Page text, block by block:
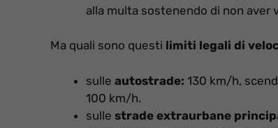
alla multa sostenendo di non aver
Ma quali sono questi limiti legali di
sulle autostrade: 130 km/h,
100 km/h.
sulle strade extraurbane